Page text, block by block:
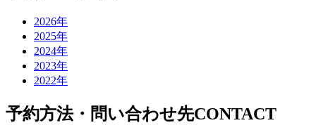
2026年
2025年
2024年
2023年
2022年
予約方法・問い合わせ先CONTACT